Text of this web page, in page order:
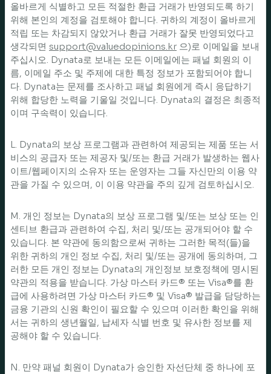
올바르게 식별하고 모든 적절한 환급 거래가 반영되도록 하기
위해 본인의 계정을 검토해야 합니다. 귀하의 계정이 올바르게
적립 또는 차감되지 않았거나 환급 거래가 잘못 반영되었다고
생각되면 support@valuedopinions.kr 으)로 이메일을 보내
주십시오. Dynata로 보내는 모든 이메일에는 패널 회원의 이
름, 이메일 주소 및 주제에 대한 특정 정보가 포함되어야 합니
다. Dynata는 문제를 조사하고 패널 회원에게 즉시 응답하기
위해 합당한 노력을 기울일 것입니다. Dynata의 결정은 최종적
이며 구속력이 있습니다.
L. Dynata의 보상 프로그램과 관련하여 제공되는 제품 또는 서
비스의 공급자 또는 제공자 및/또는 환급 거래가 발생하는 웹사
이트/웹페이지의 소유자 또는 운영자는 그들 자신만의 이용 약
관을 가질 수 있으며, 이 이용 약관을 주의 깊게 검토하십시오.
M. 개인 정보는 Dynata의 보상 프로그램 및/또는 보상 또는 인
센티브 환급과 관련하여 수집, 처리 및/또는 공개되어야 할 수
있습니다. 본 약관에 동의함으로써 귀하는 그러한 목적(들)을
위한 귀하의 개인 정보 수집, 처리 및/또는 공개에 동의하며, 그
러한 모든 개인 정보는 Dynata의 개인정보 보호정책에 명시된
약관의 적용을 받습니다. 가상 마스터 카드® 또는 Visa®를 환
급에 사용하려면 가상 마스터 카드® 및 Visa® 발급을 담당하는
금융 기관의 신원 확인이 필요할 수 있으며 이러한 확인을 위해
서는 귀하의 생년월일, 납세자 식별 번호 및 유사한 정보를 제
공해야 할 수 있습니다.
N. 만약 패널 회원이 Dynata가 승인한 자선단체 중 하나에 포